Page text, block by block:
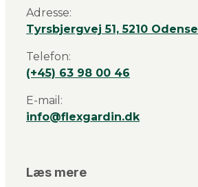
Adresse:
Tyrsbjergvej 51, 5210 Odense
Telefon:
(+45) 63 98 00 46
E-mail:
info@flexgardin.dk
Læs mere